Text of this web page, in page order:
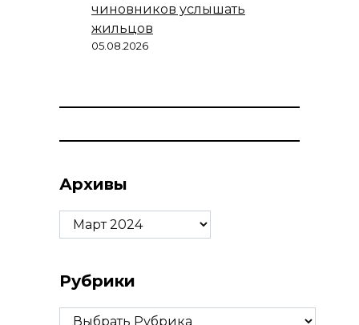
чиновников услышать
жильцов
05.08.2026
Архивы
Архивы
Рубрики
Рубрики